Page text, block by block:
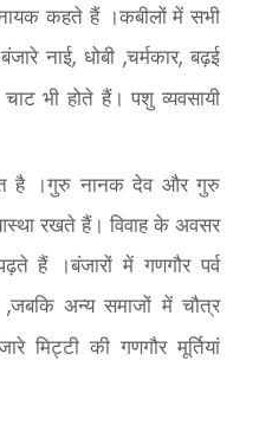
कहते हैं ।कबीलों में सभी
नाई,धोबी,चर्मकार,बढ़ई
भी होते हैं। पशु व्यवसायी
है ।गुरु नानक देव और गुरु
रखते हैं। विवाह के अवसर
हैं ।बंजारों में गणगौर पर्व
,जबकि अन्य समाजों में चौत्र
मिट्टी की गणगौर मूर्तियां